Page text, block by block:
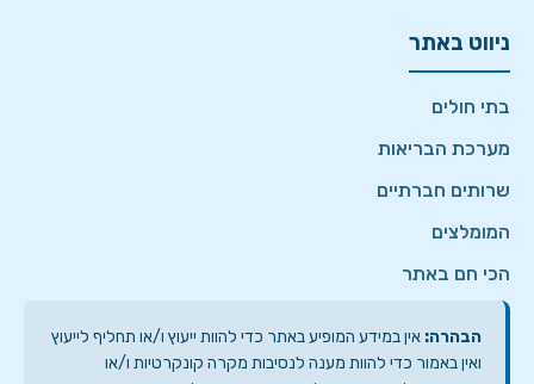
ניווט באתר
בתי חולים
מערכת הבריאות
שרותים חברתיים
המומלצים
הכי חם באתר
הבהרה: אין במידע המופיע באתר כדי להוות ייעוץ ו/או תחליף לייעוץ
ואין באמור כדי להוות מענה לנסיבות מקרה קונקרטיות ו/או